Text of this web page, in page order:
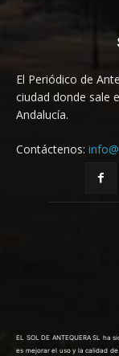
El Periódico de
ciudad donde sale
Andalucía.
Contáctenos:
EL SOL DE ANTEQUERA SL
es mejorar el uso y la calidad